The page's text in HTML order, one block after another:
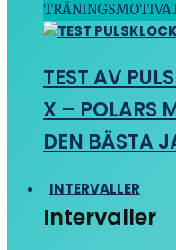
TEST AV
X – POLARS
DEN BÄSTA
INTERVALLER
Intervaller